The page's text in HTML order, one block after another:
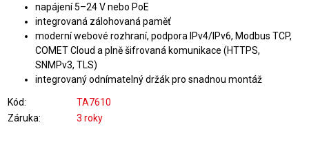
napájení 5–24 V nebo PoE
integrovaná zálohovaná paměť
moderní webové rozhraní, podpora IPv4/IPv6, Modbus TCP,
COMET Cloud a plně šifrovaná komunikace (HTTPS,
SNMPv3, TLS)
integrovaný odnímatelný držák pro snadnou montáž
Kód
TA7610
Záruka
3 roky